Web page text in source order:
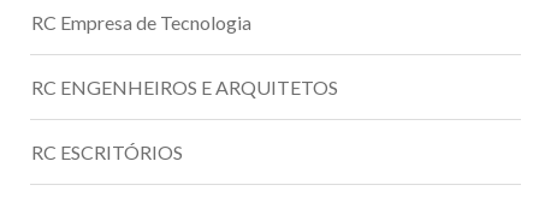
RC Empresa de Tecnologia
RC ENGENHEIROS E ARQUITETOS
RC ESCRITÓRIOS